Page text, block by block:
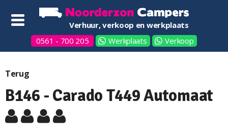
Verhuur, verkoop en werkplaats
0561 - 700 205
Werkplaats Verkoop
Terug
B146 - Carado T449 Automaat